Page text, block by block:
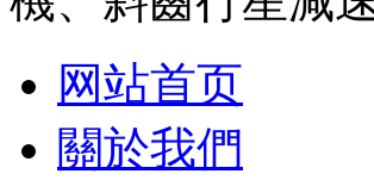
网站首页
關於我們